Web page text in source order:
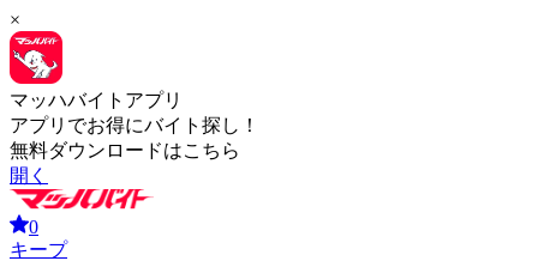
×
マッハバイトアプリ
アプリでお得にバイト探し！
無料ダウンロードはこちら
開く
0
キープ